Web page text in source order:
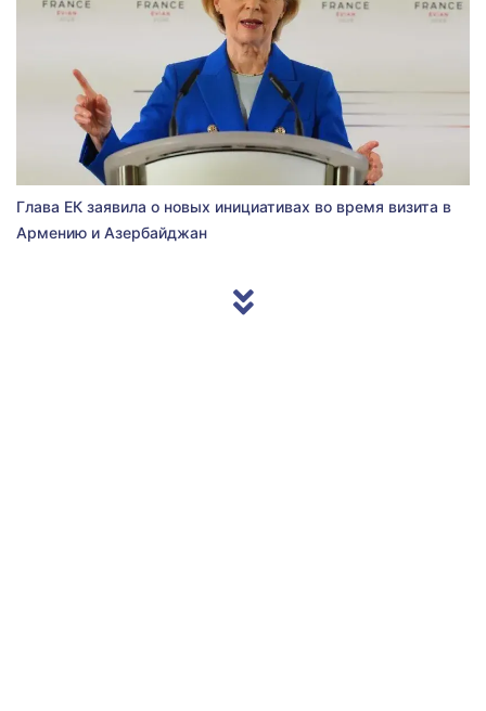
Глава ЕК заявила о новых инициативах во время визита в
Армению и Азербайджан